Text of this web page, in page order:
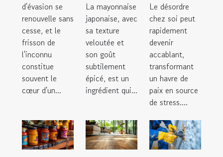
d'évasion se
renouvelle sans
cesse, et le
frisson de
l'inconnu
constitue
souvent le
cœur d'un...
La mayonnaise
japonaise, avec
sa texture
veloutée et
son goût
subtilement
épicé, est un
ingrédient qui...
Le désordre
chez soi peut
rapidement
devenir
accablant,
transformant
un havre de
paix en source
de stress....